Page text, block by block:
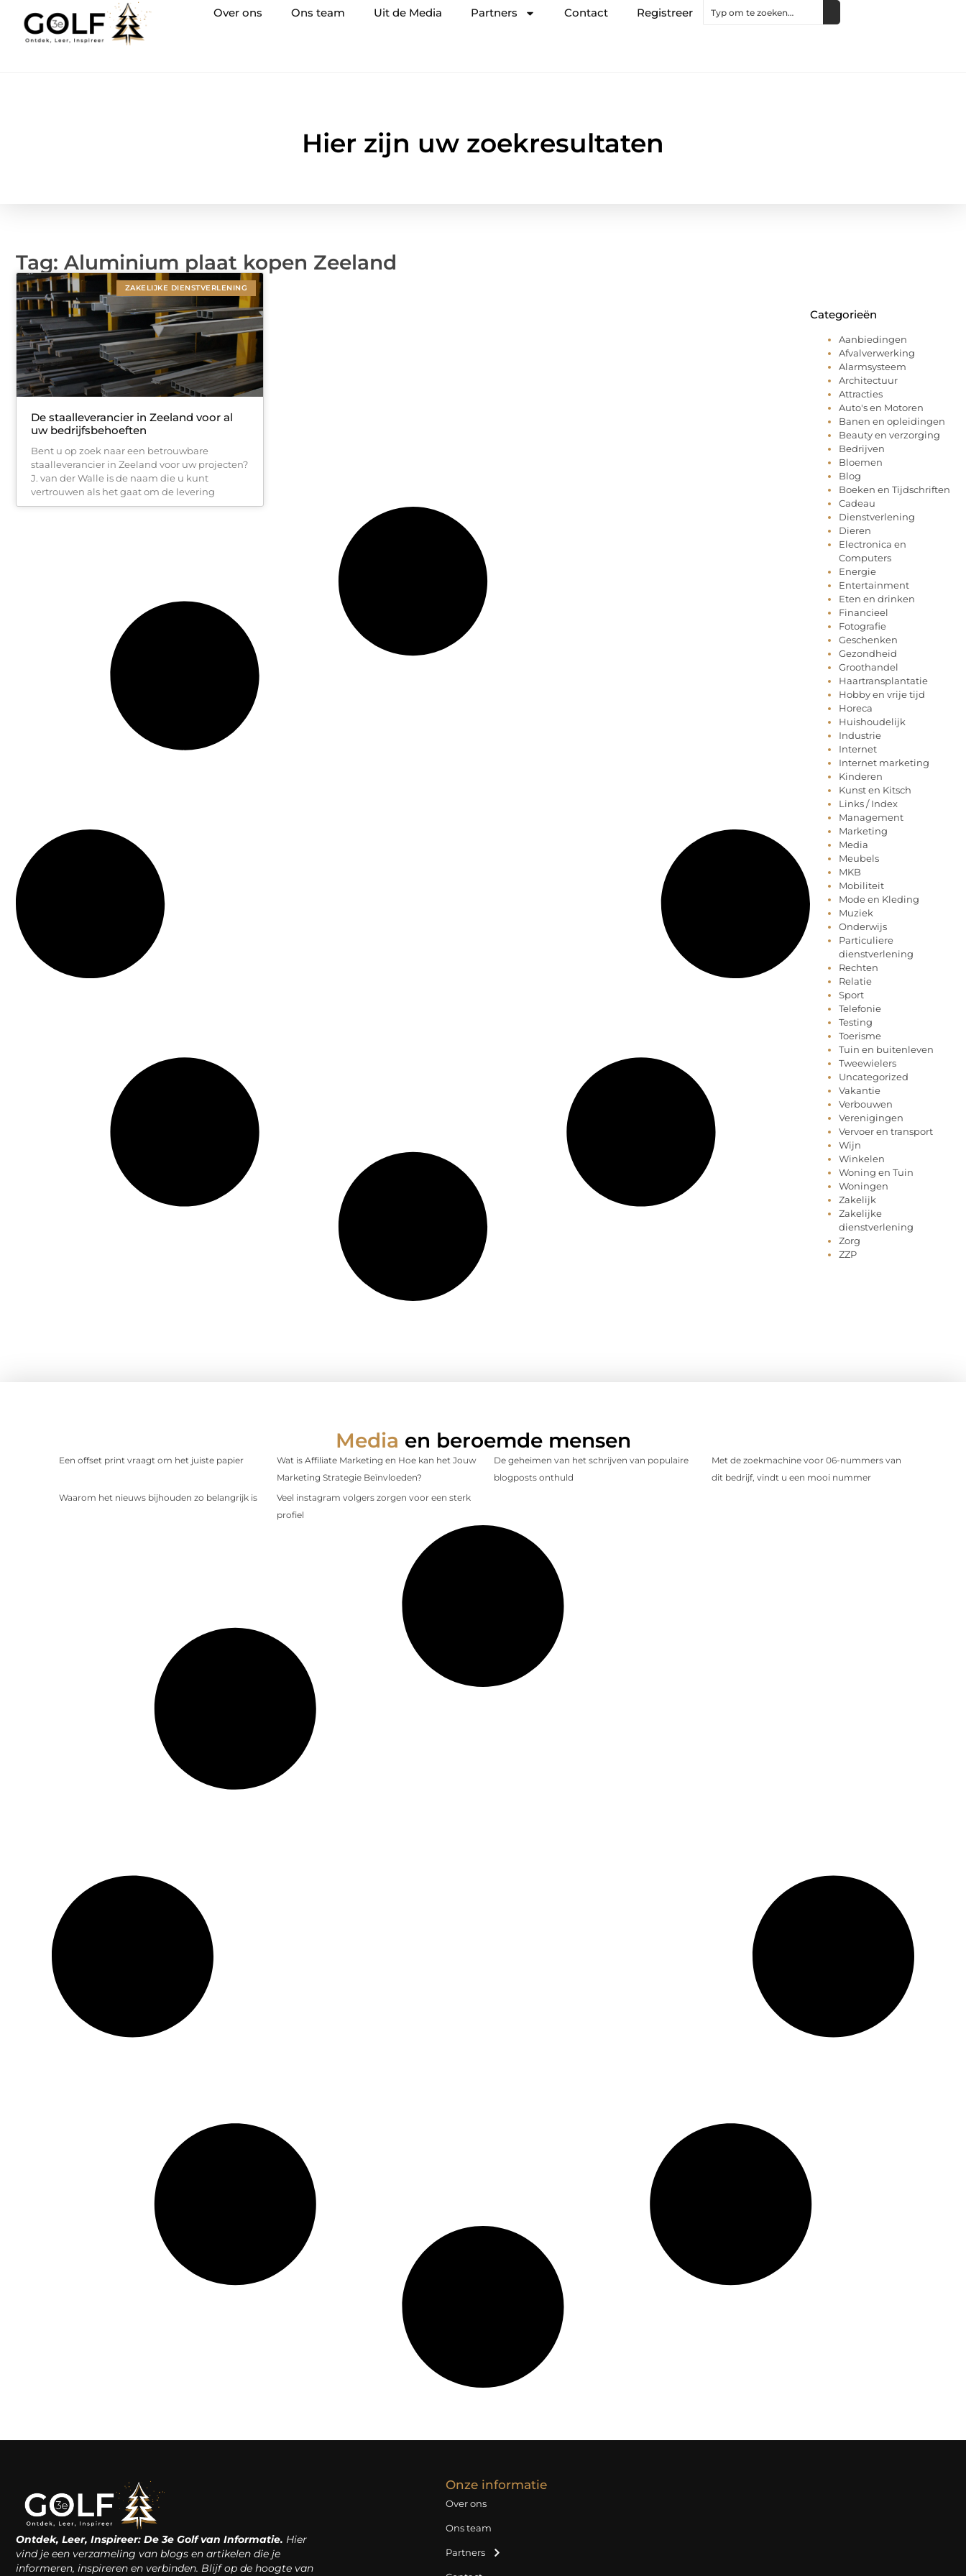
Over ons Ons team Uit de Media Partners Contact Registreer
Hier zijn uw zoekresultaten
Tag: Aluminium plaat kopen Zeeland
ZAKELIJKE DIENSTVERLENING
De staalleverancier in Zeeland voor al
uw bedrijfsbehoeften
Bent u op zoek naar een betrouwbare
staalleverancier in Zeeland voor uw projecten?
J. van der Walle is de naam die u kunt
vertrouwen als het gaat om de levering
Categorieën
Aanbiedingen
Afvalverwerking
Alarmsysteem
Architectuur
Attracties
Auto's en Motoren
Banen en opleidingen
Beauty en verzorging
Bedrijven
Bloemen
Blog
Boeken en Tijdschriften
Cadeau
Dienstverlening
Dieren
Electronica en
Computers
Energie
Entertainment
Eten en drinken
Financieel
Fotografie
Geschenken
Gezondheid
Groothandel
Haartransplantatie
Hobby en vrije tijd
Horeca
Huishoudelijk
Industrie
Internet
Internet marketing
Kinderen
Kunst en Kitsch
Links / Index
Management
Marketing
Media
Meubels
MKB
Mobiliteit
Mode en Kleding
Muziek
Onderwijs
Particuliere
dienstverlening
Rechten
Relatie
Sport
Telefonie
Testing
Toerisme
Tuin en buitenleven
Tweewielers
Uncategorized
Vakantie
Verbouwen
Verenigingen
Vervoer en transport
Wijn
Winkelen
Woning en Tuin
Woningen
Zakelijk
Zakelijke
dienstverlening
Zorg
ZZP
Media en beroemde mensen
Een offset print vraagt om het juiste papier
Wat is Affiliate Marketing en Hoe kan het Jouw
Marketing Strategie Beïnvloeden?
De geheimen van het schrijven van populaire
blogposts onthuld
Met de zoekmachine voor 06-nummers van
dit bedrijf, vindt u een mooi nummer
Waarom het nieuws bijhouden zo belangrijk is
Veel instagram volgers zorgen voor een sterk
profiel
Ontdek, Leer, Inspireer: De 3e Golf van Informatie. Hier
vind je een verzameling van blogs en artikelen die je
informeren, inspireren en verbinden. Blijf op de hoogte van
Onze informatie
Over ons
Ons team
Partners